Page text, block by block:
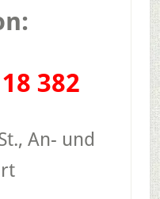
382
An- und